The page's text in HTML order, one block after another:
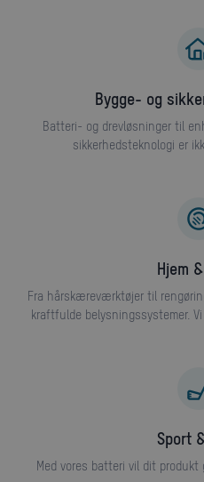
Bygge- og
Batteri- og drevløsninger til
sikkerhedsteknologi er
Hjem
Fra hårskæreværktøjer til
kraftfulde belysningssystemer.
Sport
Med vores batteri vil dit